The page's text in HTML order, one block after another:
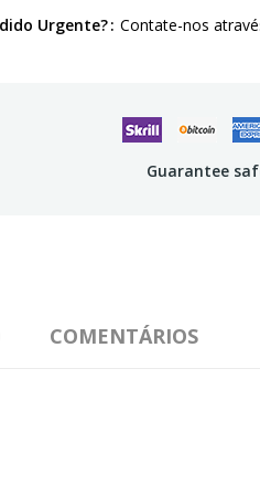
Urgente? Contate-nos
Guarantee
COMENTÁRIOS